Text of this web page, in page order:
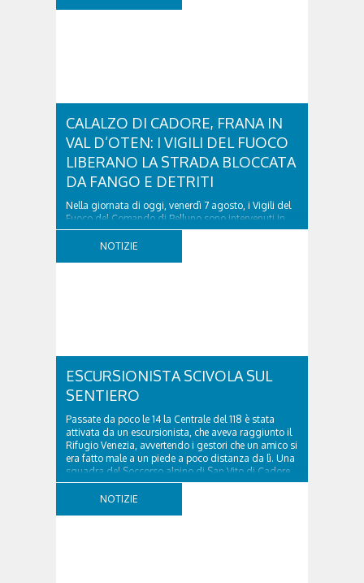
CALALZO DI CADORE, FRANA IN
VAL D’OTEN: I VIGILI DEL FUOCO
LIBERANO LA STRADA BLOCCATA
DA FANGO E DETRITI
Nella giornata di oggi, venerdì 7 agosto, i Vigili del
Fuoco del Comando di Belluno sono intervenuti in
località Diassa, in Val d’Oten, nel comune di Calalzo
di Cadore, per liberare una strada rimasta bloccata
NOTIZIE
ESCURSIONISTA SCIVOLA SUL
SENTIERO
Passate da poco le 14 la Centrale del 118 è stata
attivata da un escursionista, che aveva raggiunto il
Rifugio Venezia, avvertendo i gestori che un amico si
era fatto male a un piede a poco distanza da lì. Una
squadra del Soccorso alpino di San Vito di Cadore
ha quindi raggiunto l'infortunato...
NOTIZIE